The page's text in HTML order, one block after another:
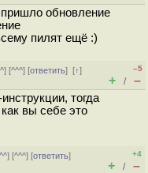
пришло обновление
пилят ещё :)
] [^^^] [ответить][↑]
–5
+ / –
тогда
вы себе это
^^] [^^^] [ответить]
+4
+ / –